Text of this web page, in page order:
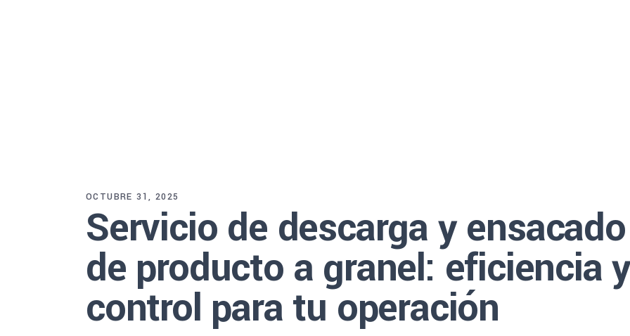
OCTUBRE 31, 2025
Servicio de descarga y ensacado
de producto a granel: eficiencia
control para tu operación